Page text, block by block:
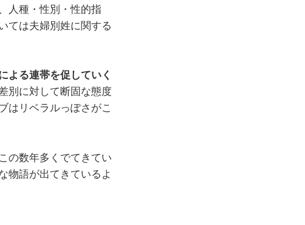
人種・性別・性的指
ては夫婦別姓に関する
よる連帯を促していく
別に対して断固な態度
はリベラルっぽさがこ
の数年多くでてきてい
物語が出てきているよ